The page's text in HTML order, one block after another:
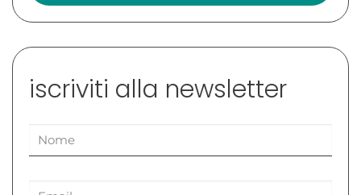
iscriviti alla newsletter